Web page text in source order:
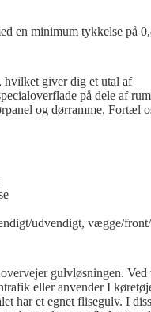
en minimum tykkelse på
giver dig et utal af
på dele af
og dørramme. Fortæl
udvendigt, vægge/
gulvløsningen.
eller anvender I
har et egnet flisegulv. I